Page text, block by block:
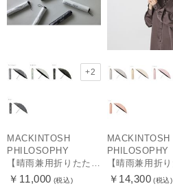
+2
MACKINTOSH
PHILOSOPHY
【晴雨兼用折りたたみ日傘】マッキントッシュ フィロソフィー(MACKINTOSH PHILOSOPHY) バーブレラ サンプロテクトシリーズ（SUNPROTECT）無地 軽量 遮熱 遮光100 60
￥11,000 (税込)
MACKINTOSH
PHILOSOPHY
￥14,300 (税込)